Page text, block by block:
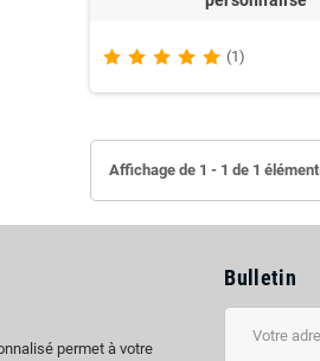
(1)
Affichage de 1 - 1 de 1
permet à votre
Bulletin